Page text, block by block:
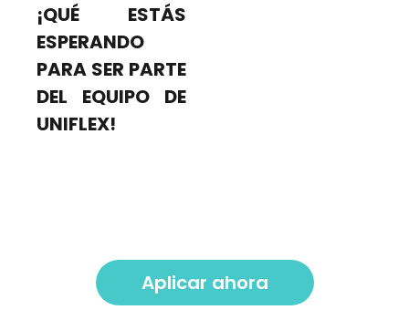
¡QUÉ ESTÁS
ESPERANDO
PARA SER PARTE
DEL EQUIPO DE
UNIFLEX!
Aplicar ahora